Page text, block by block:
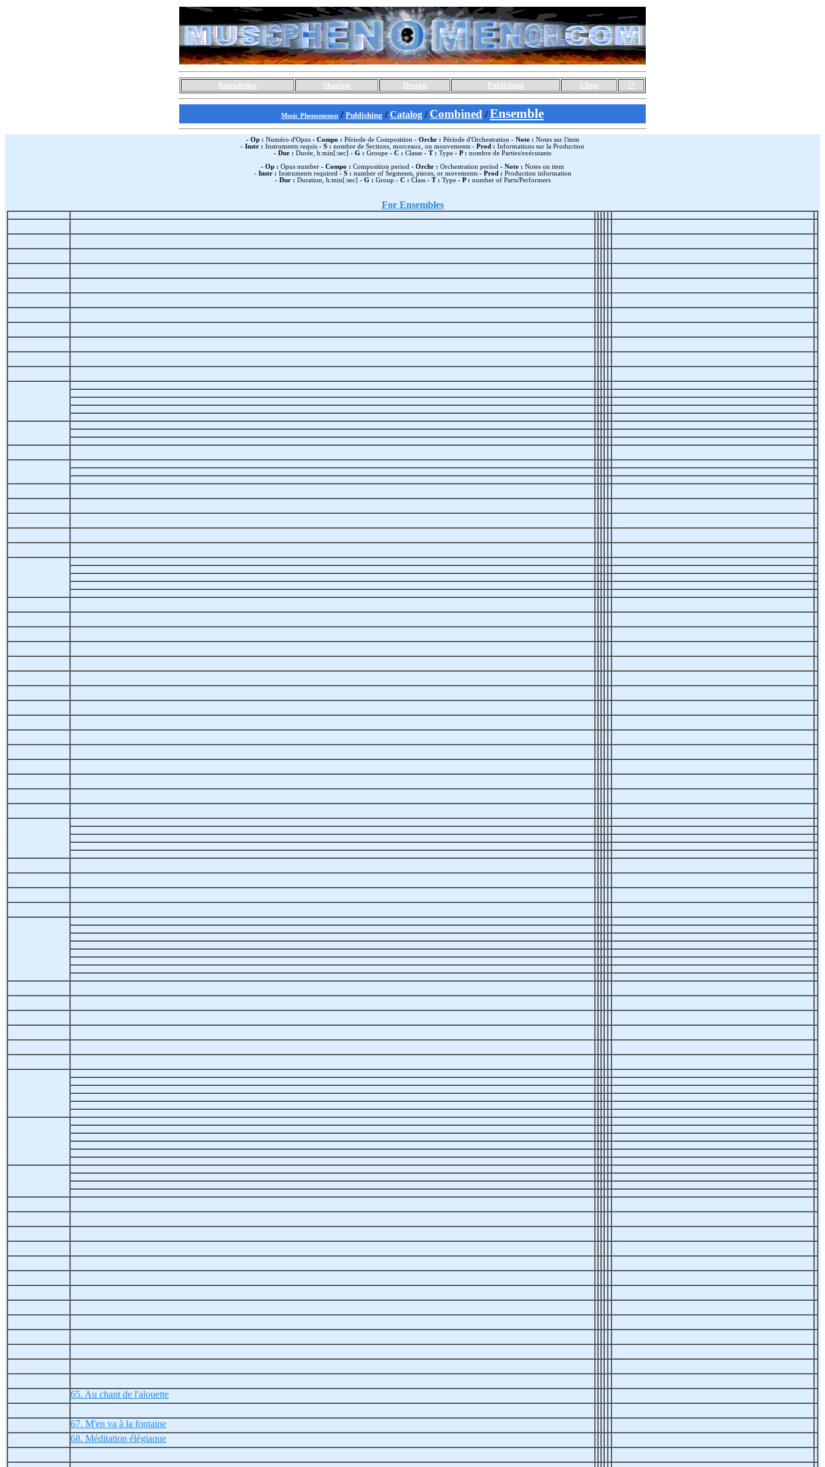
Knowledge Sharing Design Publishing Clips !?
Music Phenomenon / Publishing /Catalog / Combined /Ensemble
- Op : Numéro d'Opus - Compo : Période de Composition - Orchr : Période d'Orchestration - Note : Notes sur l'item
- Instr : Instruments requis - S : nombre de Sections, morceaux, ou mouvements - Prod : Informations sur la Production
- Dur : Durée, h:min[:sec] - G : Groupe - C : Classe - T : Type - P : nombre de Parties/exécutants
- Op : Opus number - Compo : Composition period - Orchr : Orchestration period - Note : Notes on item
- Instr : Instruments required - S : number of Segments, pieces, or movements - Prod : Production information
- Dur : Duration, h:min[:sec] - G : Group - C : Class - T : Type - P : number of Parts/Performers
For Ensembles
65. Au chant de l'alouette
67. M'en va à la fontaine
68. Méditation élégiaque